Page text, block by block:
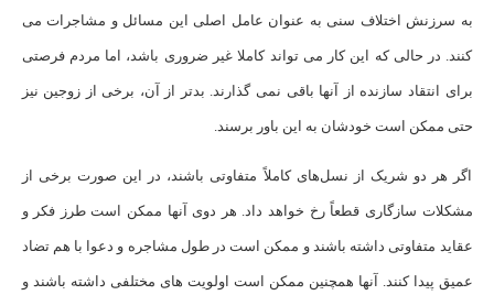
به سرزنش اختلاف سنی به عنوان عامل اصلی این مسائل و مشاجرات می
کنند. در حالی که این کار می تواند کاملا غیر ضروری باشد، اما مردم فرصتی
برای انتقاد سازنده از آنها باقی نمی گذارند. بدتر از آن، برخی از زوجین نیز
حتی ممکن است خودشان به این باور برسند.
اگر هر دو شریک از نسل‌های کاملاً متفاوتی باشند، در این صورت برخی از
مشکلات سازگاری قطعاً رخ خواهد داد. هر دوی آنها ممکن است طرز فکر و
عقاید متفاوتی داشته باشند و ممکن است در طول مشاجره و دعوا با هم تضاد
عمیق پیدا کنند. آنها همچنین ممکن است اولویت های مختلفی داشته باشند و